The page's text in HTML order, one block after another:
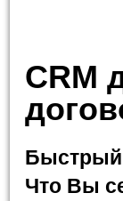
CRM
Быстрый
Что Вы